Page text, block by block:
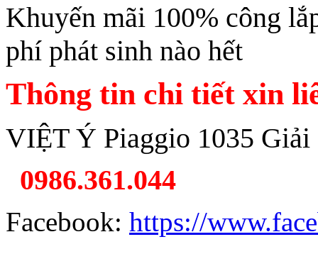
Khuyến mãi 100% công
phí phát sinh nào hết
Thông tin chi tiết xin
VIỆT Ý Piaggio 1035
0986.361.044
Facebook: https://